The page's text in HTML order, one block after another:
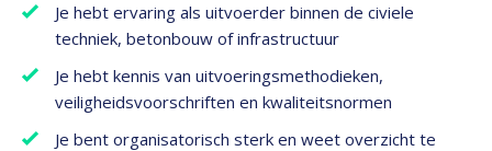
Je hebt ervaring als uitvoerder binnen de civiele
techniek, betonbouw of infrastructuur
Je hebt kennis van uitvoeringsmethodieken,
veiligheidsvoorschriften en kwaliteitsnormen
Je bent organisatorisch sterk en weet overzicht te